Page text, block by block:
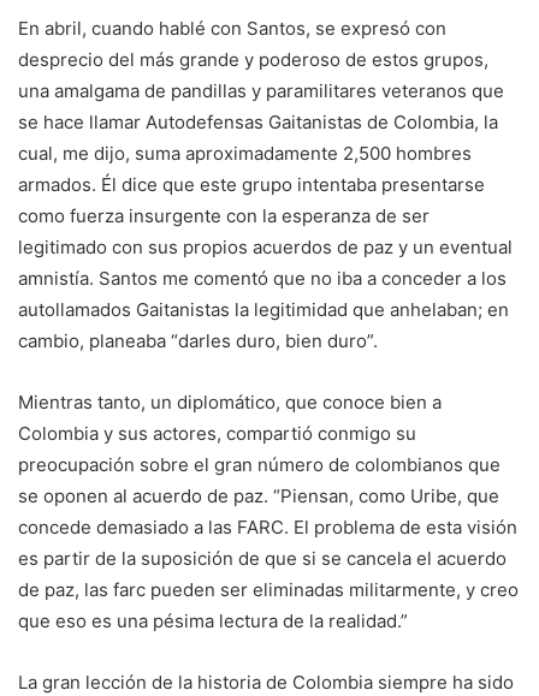
En abril, cuando hablé con Santos, se expresó con
desprecio del más grande y poderoso de estos grupos,
una amalgama de pandillas y paramilitares veteranos que
se hace llamar Autodefensas Gaitanistas de Colombia, la
cual, me dijo, suma aproximadamente 2,500 hombres
armados. Él dice que este grupo intentaba presentarse
como fuerza insurgente con la esperanza de ser
legitimado con sus propios acuerdos de paz y un eventual
amnistía. Santos me comentó que no iba a conceder a los
autollamados Gaitanistas la legitimidad que anhelaban; en
cambio, planeaba “darles duro, bien duro”.
Mientras tanto, un diplomático, que conoce bien a
Colombia y sus actores, compartió conmigo su
preocupación sobre el gran número de colombianos que
se oponen al acuerdo de paz. “Piensan, como Uribe, que
concede demasiado a las FARC. El problema de esta visión
es partir de la suposición de que si se cancela el acuerdo
de paz, las farc pueden ser eliminadas militarmente, y creo
que eso es una pésima lectura de la realidad.”
La gran lección de la historia de Colombia siempre ha sido